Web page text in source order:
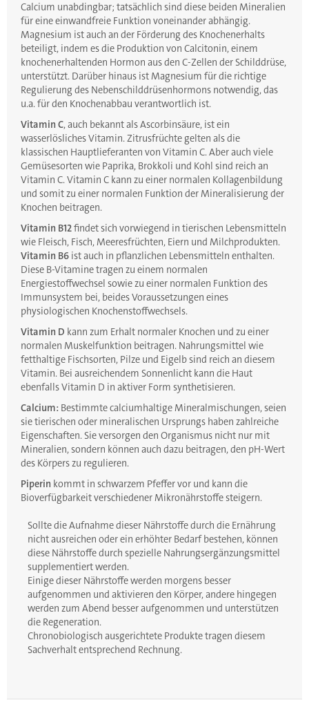
Calcium unabdingbar; tatsächlich sind diese beiden Mineralien
für eine einwandfreie Funktion voneinander abhängig.
Magnesium ist auch an der Förderung des Knochenerhalts
beteiligt, indem es die Produktion von Calcitonin, einem
knochenerhaltenden Hormon aus den C-Zellen der Schilddrüse,
unterstützt. Darüber hinaus ist Magnesium für die richtige
Regulierung des Nebenschilddrüsenhormons notwendig, das
u.a. für den Knochenabbau verantwortlich ist.
Vitamin C, auch bekannt als Ascorbinsäure, ist ein
wasserlösliches Vitamin. Zitrusfrüchte gelten als die
klassischen Hauptlieferanten von Vitamin C. Aber auch viele
Gemüsesorten wie Paprika, Brokkoli und Kohl sind reich an
Vitamin C. Vitamin C kann zu einer normalen Kollagenbildung
und somit zu einer normalen Funktion der Mineralisierung der
Knochen beitragen.
Vitamin B12findet sich vorwiegend in tierischen Lebensmitteln
wie Fleisch, Fisch, Meeresfrüchten, Eiern und Milchprodukten.
Vitamin B6 ist auch in pflanzlichen Lebensmitteln enthalten.
Diese B-Vitamine tragen zu einem normalen
Energiestoffwechsel sowie zu einer normalen Funktion des
Immunsystem bei, beides Voraussetzungen eines
physiologischen Knochenstoffwechsels.
Vitamin D kann zum Erhalt normaler Knochen und zu einer
normalen Muskelfunktion beitragen. Nahrungsmittel wie
fetthaltige Fischsorten, Pilze und Eigelb sind reich an diesem
Vitamin. Bei ausreichendem Sonnenlicht kann die Haut
ebenfalls Vitamin D in aktiver Form synthetisieren.
Calcium: Bestimmte calciumhaltige Mineralmischungen, seien
sie tierischen oder mineralischen Ursprungs haben zahlreiche
Eigenschaften. Sie versorgen den Organismus nicht nur mit
Mineralien, sondern können auch dazu beitragen, den pH-Wert
des Körpers zu regulieren.
Piperin kommt in schwarzem Pfeffer vor und kann die
Bioverfügbarkeit verschiedener Mikronährstoffe steigern.
Sollte die Aufnahme dieser Nährstoffe durch die Ernährung
nicht ausreichen oder ein erhöhter Bedarf bestehen, können
diese Nährstoffe durch spezielle Nahrungsergänzungsmittel
supplementiert werden.
Einige dieser Nährstoffe werden morgens besser
aufgenommen und aktivieren den Körper, andere hingegen
werden zum Abend besser aufgenommen und unterstützen
die Regeneration.
Chronobiologisch ausgerichtete Produkte tragen diesem
Sachverhalt entsprechend Rechnung.